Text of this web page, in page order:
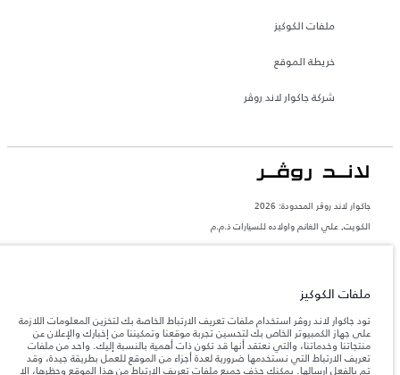
ملفات الكوكيز
خريطة الموقع
شركة جاكوار لاند روڤر
جاكوار لاند روڨر المحدودة: 2026
الكويت, علي الغانم واولاده للسيارات ذ.م.م
تعكس الأوزان المذكورة مواصفات السيارة القياسية. سوف تؤثر الإكسسوارات وغيرها من
المعلومات والمواصفات والأسعار والألوان المذكورة على هذا الموقع قد تختلف من بلد إلى
آخر، كما أنّها قد تتغير بدون إشعار مسبق. الرجاء التواصل مع وكيلنا المحلي للتأكد من توفّرها
والتحقق من الأسعار.
ملاحظة مهمة حول الصور والمواصفات. إن النقص العالمي في أشباه الموصلات يؤثر حاليًا
ملفات الكوكيز
تود جاكوار لاند روڤر استخدام ملفات تعريف الارتباط الخاصة بك لتخزين المعلومات اللازمة
على جهاز الكمبيوتر الخاص بك لتحسين تجربة موقعنا وتمكيننا من إخبارك والإعلان عن
منتجاتنا وخدماتنا، والتي نعتقد أنها قد تكون ذات أهمية بالنسبة إليك. واحد من ملفات
تعريف الارتباط التي نستخدمها ضرورية لعدة أجزاء من الموقع للعمل بطريقة جيدة، وقد
تم بالفعل إرسالها. يمكنك حذف جميع ملفات تعريف الارتباط من هذا الموقع وحظرها، إلا